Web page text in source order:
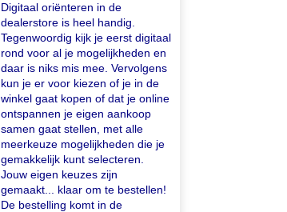
Digitaal oriënteren in de
dealerstore is heel handig.
Tegenwoordig kijk je eerst digitaal
rond voor al je mogelijkheden en
daar is niks mis mee. Vervolgens
kun je er voor kiezen of je in de
winkel gaat kopen of dat je online
ontspannen je eigen aankoop
samen gaat stellen, met alle
meerkeuze mogelijkheden die je
gemakkelijk kunt selecteren.
Jouw eigen keuzes zijn
gemaakt... klaar om te bestellen!
De bestelling komt in de